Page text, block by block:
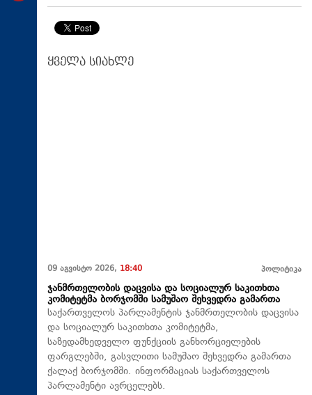
ყველა სიახლე
09 აგვისტო 2026, 18:40 პოლიტიკა
ჯანმრთელობის დაცვისა და სოციალურ საკითხთა
კომიტეტმა ბორჯომში სამუშაო შეხვედრა გამართა
საქართველოს პარლამენტის ჯანმრთელობის დაცვისა
და სოციალურ საკითხთა კომიტეტმა,
საზედამხედველო ფუნქციის განხორციელების
ფარგლებში, გასვლითი სამუშაო შეხვედრა გამართა
ქალაქ ბორჯომში. ინფორმაციას საქართველოს
პარლამენტი ავრცელებს.